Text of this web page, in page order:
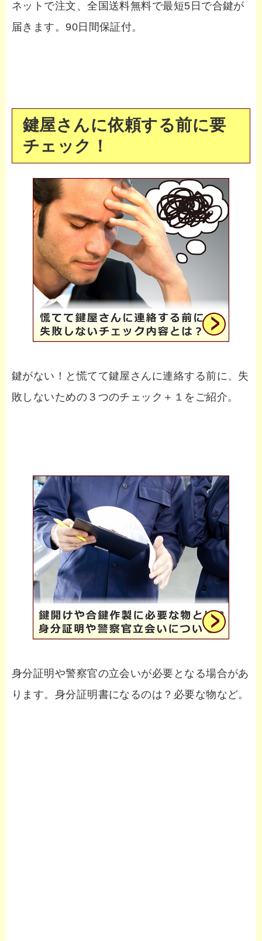
ネットで注文、全国送料無料で最短5日で合鍵が
届きます。90日間保証付。
鍵屋さんに依頼する前に要
チェック！
鍵がない！と慌てて鍵屋さんに連絡する前に、失
敗しないための３つのチェック＋１をご紹介。
身分証明や警察官の立会いが必要となる場合があ
ります。身分証明書になるのは？必要な物など。